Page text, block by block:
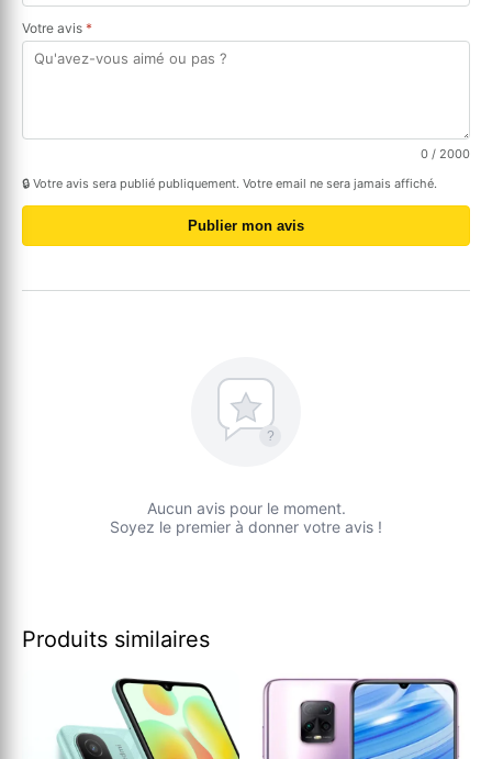
Votre avis *
0 / 2000
🔒 Votre avis sera publié publiquement. Votre email ne sera jamais affiché.
Publier mon avis
?
Aucun avis pour le moment.
Soyez le premier à donner votre avis !
Produits similaires